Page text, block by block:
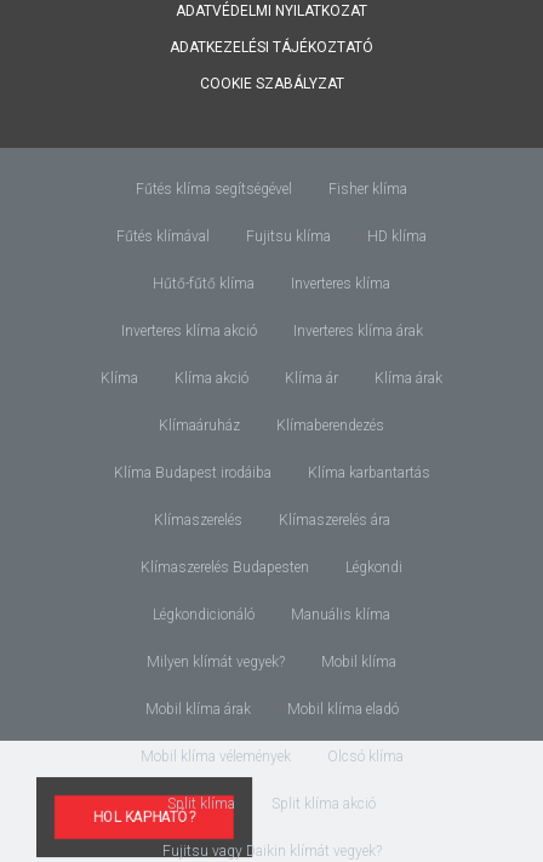
HOL KAPHATÓ?
ADATVÉDELMI NYILATKOZAT
ADATKEZELÉSI TÁJÉKOZTATÓ
COOKIE SZABÁLYZAT
Fűtés klíma segítségével Fisher klíma
Fűtés klímával Fujitsu klíma HD klíma
Hűtő-fűtő klíma Inverteres klíma
Inverteres klíma akció Inverteres klíma árak
Klíma Klíma akció Klíma ár Klíma árak
Klímaáruház Klímaberendezés
Klíma Budapest irodáiba Klíma karbantartás
Klímaszerelés Klímaszerelés ára
Klímaszerelés Budapesten Légkondi
Légkondicionáló Manuális klíma
Milyen klímát vegyek? Mobil klíma
Mobil klíma árak Mobil klíma eladó
Mobil klíma vélemények Olcsó klíma
Split klíma Split klíma akció
Fujitsu vagy Daikin klímát vegyek?